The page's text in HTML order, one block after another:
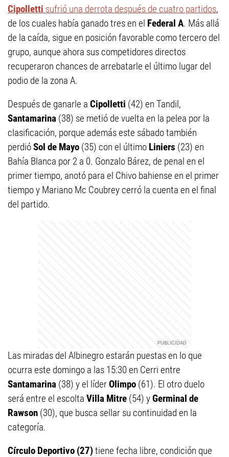
Cipolletti sufrió una derrota después de cuatro partidos,
de los cuales había ganado tres en el Federal A. Más allá
de la caída, sigue en posición favorable como tercero del
grupo, aunque ahora sus competidores directos
recuperaron chances de arrebatarle el último lugar del
podio de la zona A.
Después de ganarle a Cipolletti (42) en Tandil,
Santamarina (38) se metió de vuelta en la pelea por la
clasificación, porque además este sábado también
perdióSol de Mayo (35) con el último Liniers (23) en
Bahía Blanca por 2 a 0. Gonzalo Bárez, de penal en el
primer tiempo, anotó para el Chivo bahiense en el primer
tiempo y Mariano Mc Coubrey cerró la cuenta en el final
del partido.
Las miradas del Albinegro estarán puestas en lo que
ocurra este domingo a las 15:30 en Cerri entre
Santamarina (38) y el líderOlimpo (61). El otro duelo
será entre el escolta Villa Mitre (54) yGerminal de
Rawson (30), que busca sellar su continuidad en la
categoría.
Círculo Deportivo (27)tiene fecha libre, condición que